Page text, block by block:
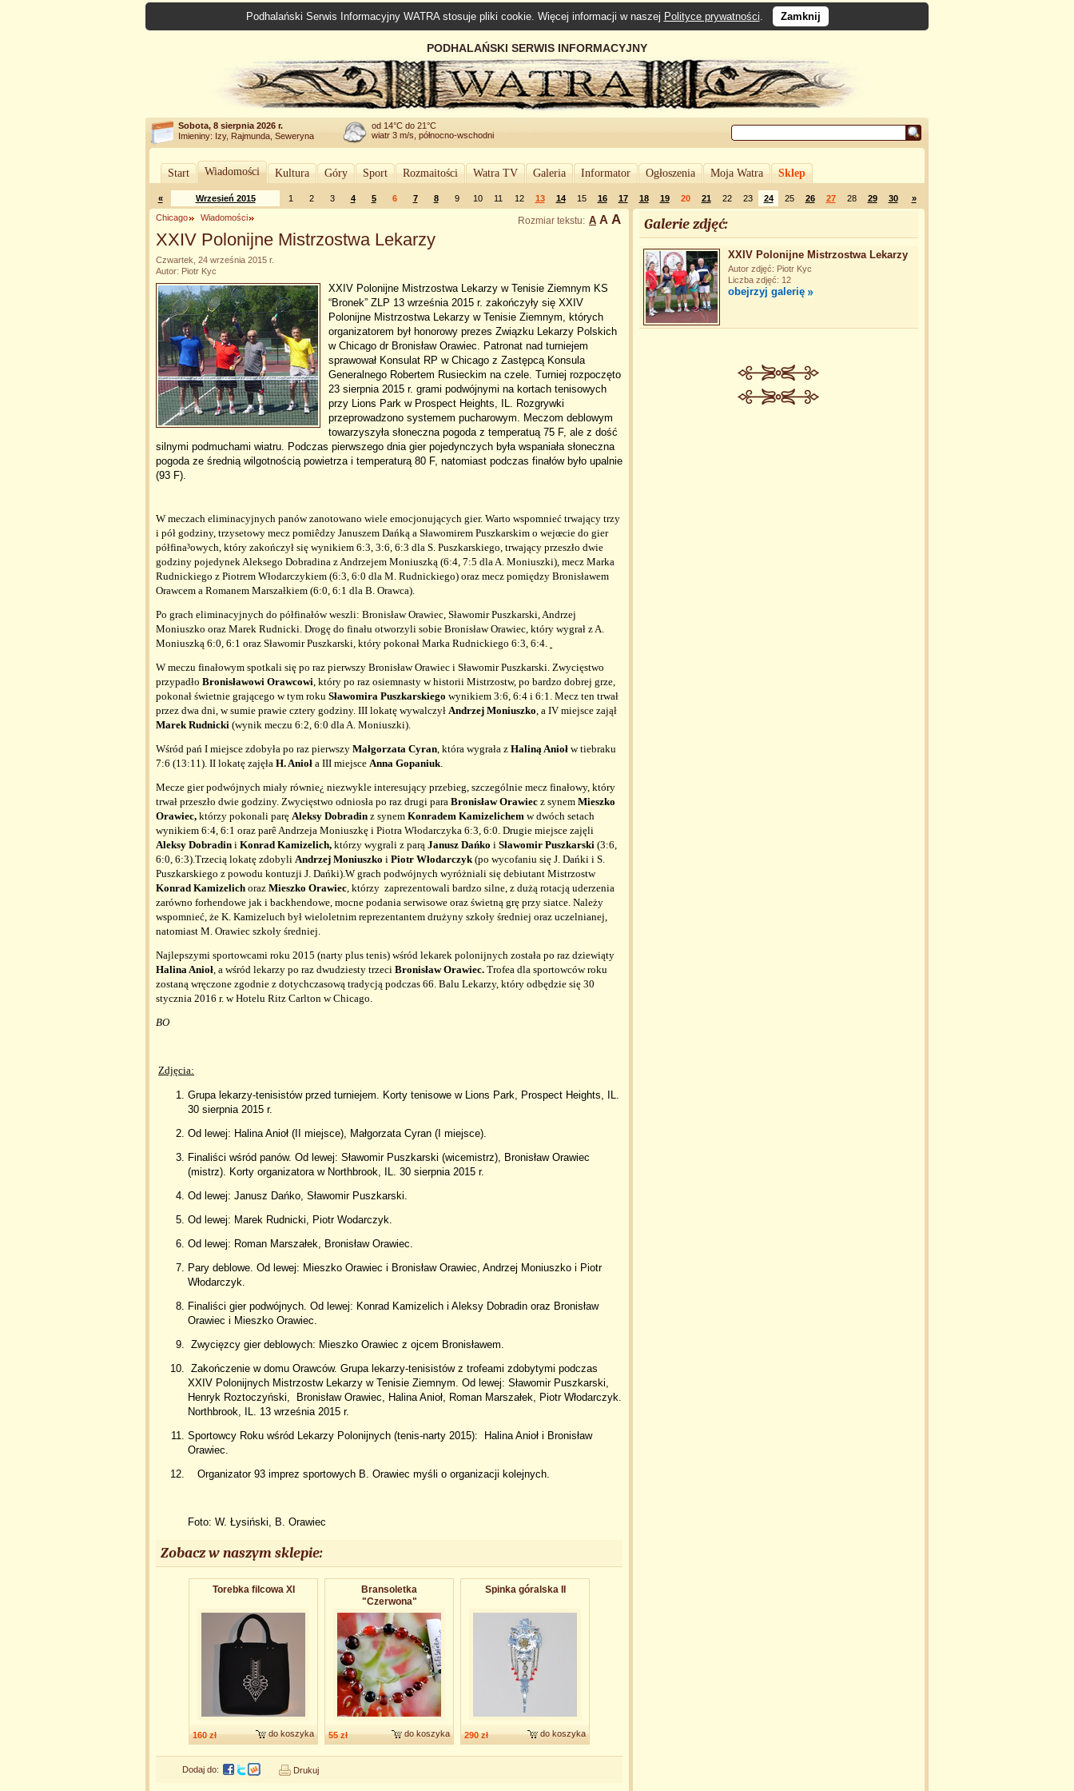
Podhalański Serwis Informacyjny WATRA stosuje pliki cookie. Więcej informacji w naszej Polityce prywatności. Zamknij
PODHALAŃSKI SERWIS INFORMACYJNY
Sobota, 8 sierpnia 2026 r.
Imieniny: Izy, Rajmunda, Seweryna
od 14°C do 21°C
wiatr 3 m/s, północno-wschodni
Start Wiadomości Kultura Góry Sport Rozmaitości Watra TV Galeria Informator Ogłoszenia Moja Watra Sklep
« Wrzesień 2015 1 2 3 4 5 6 7 8 9 10 11 12 13 14 15 16 17 18 19 20 21 22 23 24 25 26 27 28 29 30 »
Rozmiar tekstu: A A A
Chicago Wiadomości
XXIV Polonijne Mistrzostwa Lekarzy
Czwartek, 24 września 2015 r.
Autor: Piotr Kyc
XXIV Polonijne Mistrzostwa Lekarzy w Tenisie Ziemnym KS
“Bronek” ZLP 13 września 2015 r. zakończyły się XXIV
Polonijne Mistrzostwa Lekarzy w Tenisie Ziemnym, których
organizatorem był honorowy prezes Związku Lekarzy Polskich
w Chicago dr Bronisław Orawiec. Patronat nad turniejem
sprawował Konsulat RP w Chicago z Zastępcą Konsula
Generalnego Robertem Rusieckim na czele. Turniej rozpoczęto
23 sierpnia 2015 r. grami podwójnymi na kortach tenisowych
przy Lions Park w Prospect Heights, IL. Rozgrywki
przeprowadzono systemem pucharowym. Meczom deblowym
towarzyszyła słoneczna pogoda z temperatuą 75 F, ale z dość
silnymi podmuchami wiatru. Podczas pierwszego dnia gier pojedynczych była wspaniała słoneczna
pogoda ze średnią wilgotnością powietrza i temperaturą 80 F, natomiast podczas finałów było upalnie
(93 F).
W meczach eliminacyjnych panów zanotowano wiele emocjonujących gier. Warto wspomnieć trwający trzy
i pół godziny, trzysetowy mecz pomiêdzy Januszem Dańką a Sławomirem Puszkarskim o wejœcie do gier
półfina³owych, który zakończył się wynikiem 6:3, 3:6, 6:3 dla S. Puszkarskiego, trwający przeszło dwie
godziny pojedynek Aleksego Dobradina z Andrzejem Moniuszką (6:4, 7:5 dla A. Moniuszki), mecz Marka
Rudnickiego z Piotrem Włodarczykiem (6:3, 6:0 dla M. Rudnickiego) oraz mecz pomiędzy Bronisławem
Orawcem a Romanem Marszałkiem (6:0, 6:1 dla B. Orawca).
Po grach eliminacyjnych do półfinałów weszli: Bronisław Orawiec, Sławomir Puszkarski, Andrzej
Moniuszko oraz Marek Rudnicki. Drogę do finału otworzyli sobie Bronisław Orawiec, który wygrał z A.
Moniuszką 6:0, 6:1 oraz Sławomir Puszkarski, który pokonał Marka Rudnickiego 6:3, 6:4.
W meczu finałowym spotkali się po raz pierwszy Bronisław Orawiec i Sławomir Puszkarski. Zwycięstwo
przypadło Bronisławowi Orawcowi, który po raz osiemnasty w historii Mistrzostw, po bardzo dobrej grze,
pokonał świetnie grającego w tym roku Sławomira Puszkarskiego wynikiem 3:6, 6:4 i 6:1. Mecz ten trwał
przez dwa dni, w sumie prawie cztery godziny. III lokatę wywalczył Andrzej Moniuszko, a IV miejsce zajął
Marek Rudnicki (wynik meczu 6:2, 6:0 dla A. Moniuszki).
Wśród pań I miejsce zdobyła po raz pierwszy Małgorzata Cyran, która wygrała z Haliną Anioł w tiebraku
7:6 (13:11). II lokatę zajęła H. Anioł a III miejsce Anna Gopaniuk.
Mecze gier podwójnych miały równie¿ niezwykle interesujący przebieg, szczególnie mecz finałowy, który
trwał przeszło dwie godziny. Zwycięstwo odniosła po raz drugi para Bronisław Orawiec z synem Mieszko
Orawiec, którzy pokonali parę Aleksy Dobradin z synem Konradem Kamizelichem w dwóch setach
wynikiem 6:4, 6:1 oraz parê Andrzeja Moniuszkę i Piotra Włodarczyka 6:3, 6:0. Drugie miejsce zajęli
Aleksy Dobradin i Konrad Kamizelich, którzy wygrali z parą Janusz Dańko i Sławomir Puszkarski (3:6,
6:0, 6:3).Trzecią lokatę zdobyli Andrzej Moniuszko i Piotr Włodarczyk(po wycofaniu się J. Dańki i S.
Puszkarskiego z powodu kontuzji J. Dańki).W grach podwójnych wyróżniali się debiutant Mistrzostw
Konrad Kamizelich oraz Mieszko Orawiec, którzy zaprezentowali bardzo silne, z dużą rotacją uderzenia
zarówno forhendowe jak i backhendowe, mocne podania serwisowe oraz świetną grę przy siatce. Należy
wspomnieć, że K. Kamizeluch był wieloletnim reprezentantem drużyny szkoły średniej oraz uczelnianej,
natomiast M. Orawiec szkoły średniej.
Najlepszymi sportowcami roku 2015 (narty plus tenis) wśród lekarek polonijnych została po raz dziewiąty
Halina Anioł, a wśród lekarzy po raz dwudziesty trzeci Bronisław Orawiec. Trofea dla sportowców roku
zostaną wręczone zgodnie z dotychczasową tradycją podczas 66. Balu Lekarzy, który odbędzie się 30
stycznia 2016 r. w Hotelu Ritz Carlton w Chicago.
BO
Zdjęcia:
Grupa lekarzy-tenisistów przed turniejem. Korty tenisowe w Lions Park, Prospect Heights, IL.
30 sierpnia 2015 r.
Od lewej: Halina Anioł (II miejsce), Małgorzata Cyran (I miejsce).
Finaliści wśród panów. Od lewej: Sławomir Puszkarski (wicemistrz), Bronisław Orawiec
(mistrz). Korty organizatora w Northbrook, IL. 30 sierpnia 2015 r.
Od lewej: Janusz Dańko, Sławomir Puszkarski.
Od lewej: Marek Rudnicki, Piotr Wodarczyk.
Od lewej: Roman Marszałek, Bronisław Orawiec.
Pary deblowe. Od lewej: Mieszko Orawiec i Bronisław Orawiec, Andrzej Moniuszko i Piotr
Włodarczyk.
Finaliści gier podwójnych. Od lewej: Konrad Kamizelich i Aleksy Dobradin oraz Bronisław
Orawiec i Mieszko Orawiec.
Zwycięzcy gier deblowych: Mieszko Orawiec z ojcem Bronisławem.
Zakończenie w domu Orawców. Grupa lekarzy-tenisistów z trofeami zdobytymi podczas
XXIV Polonijnych Mistrzostw Lekarzy w Tenisie Ziemnym. Od lewej: Sławomir Puszkarski,
Henryk Roztoczyński, Bronisław Orawiec, Halina Anioł, Roman Marszałek, Piotr Włodarczyk.
Northbrook, IL. 13 września 2015 r.
Sportowcy Roku wśród Lekarzy Polonijnych (tenis-narty 2015): Halina Anioł i Bronisław
Orawiec.
Organizator 93 imprez sportowych B. Orawiec myśli o organizacji kolejnych.
Foto: W. Łysiński, B. Orawiec
Zobacz w naszym sklepie:
Torebka filcowa XI
160 zł do koszyka
Bransoletka
"Czerwona"
55 zł do koszyka
Spinka góralska II
290 zł do koszyka
Dodaj do: Drukuj
Galerie zdjęć:
XXIV Polonijne Mistrzostwa Lekarzy
Autor zdjęć: Piotr Kyc
Liczba zdjęć: 12
obejrzyj galerię